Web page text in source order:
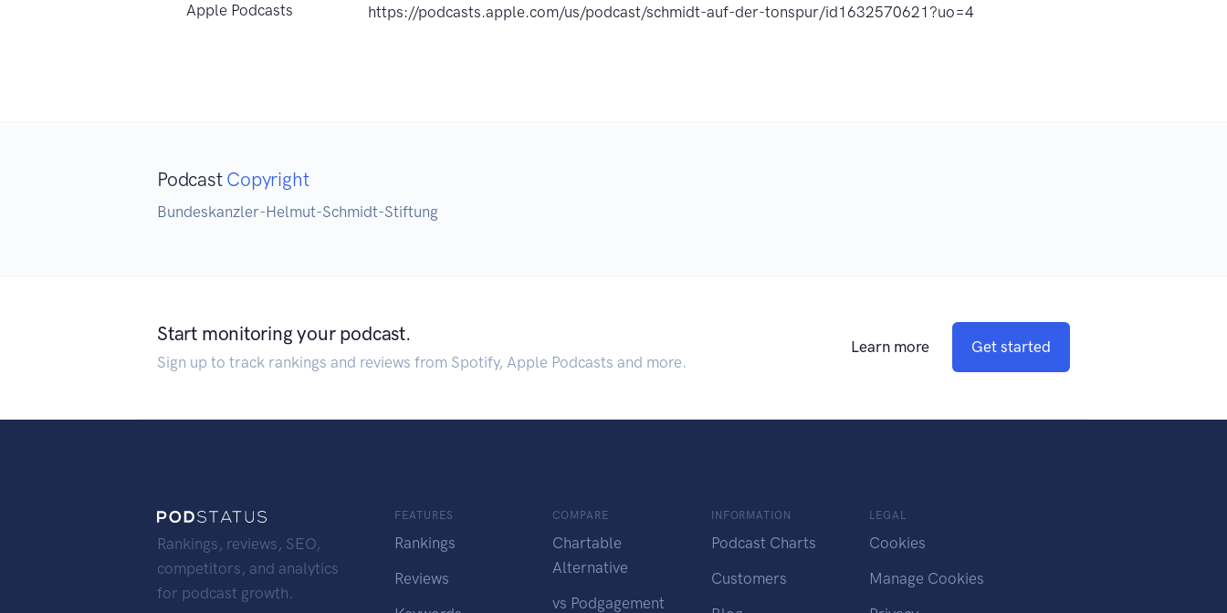
Apple Podcasts https://podcasts.apple.com/us/podcast/schmidt-auf-der-tonspur/id1632570621?uo=4
Podcast Copyright
Bundeskanzler-Helmut-Schmidt-Stiftung
Start monitoring your podcast.
Sign up to track rankings and reviews from Spotify, Apple Podcasts and more.
Learn more Get started
Rankings, reviews, SEO,
competitors, and analytics
for podcast growth.
FEATURES
Rankings
Reviews
COMPARE
Chartable
Alternative
vs Podgagement
INFORMATION
Podcast Charts
Customers
LEGAL
Cookies
Manage Cookies